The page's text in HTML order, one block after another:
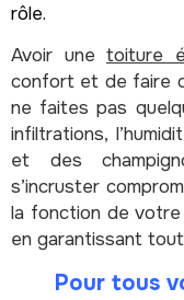
rôle.
Avoir une toiture
confort et de faire
ne faites pas
infiltrations,
et des
s’incruster
la fonction de
en garantissant
Pour tous